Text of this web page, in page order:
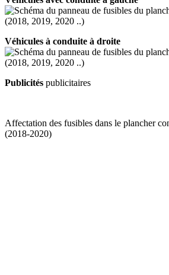
Véhicules à conduite à droite
Publicités publicitaires
Affectation des fusibles dans le plancher
(2018-2020)